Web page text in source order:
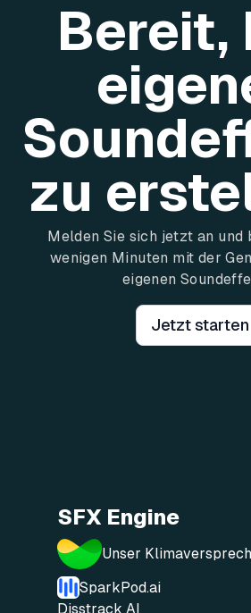
Bereit,
zu
Melden Sie sich jetzt an und
wenigen Minuten mit der
eigenen
Jetzt starten
SFX Engine
Unser
SparkPod.ai
Disstrack AI